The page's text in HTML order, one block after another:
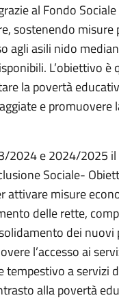
al Fondo
sostenendo misure
agli asili nido
L’obiettivo
la povertà
e
e 2024/2025 il
Sociale-
misure
delle rette,
dei nuovi
l’accesso ai
tempestivo a servizi
alla povertà